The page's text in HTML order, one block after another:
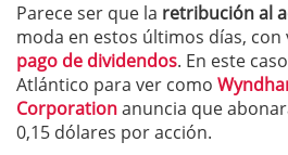
Parece ser que la retribución al
moda en estos últimos días,
pago de dividendos. En este
Atlántico para ver como
Corporationanuncia que
0,15 dólares por acción.